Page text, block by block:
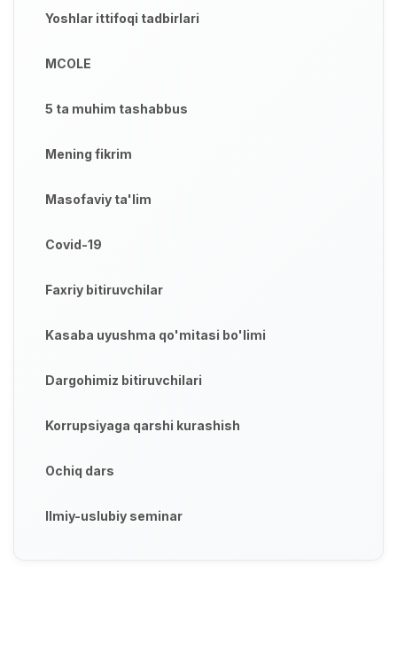
Yoshlar ittifoqi tadbirlari
MCOLE
5 ta muhim tashabbus
Mening fikrim
Masofaviy ta'lim
Covid-19
Faxriy bitiruvchilar
Kasaba uyushma qo'mitasi bo'limi
Dargohimiz bitiruvchilari
Korrupsiyaga qarshi kurashish
Ochiq dars
Ilmiy-uslubiy seminar